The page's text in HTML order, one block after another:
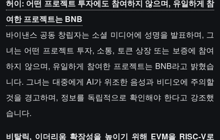
허이: 어떤 프로젝트 투자에도 참여하지 않으며, 유일하게 참
여한 프로젝트는 BNB
바이낸스 공동 창립자는 소셜 미디어에 성명을 발표하며, 그
녀는 어떤 프로젝트 투자, 소통, 토큰 상장 또는 보증에 참여
하지 않으며, 유일하게 참여한 프로젝트는 BNB라고 밝혔습
니다. 그녀는 대중에게 AI가 위조한 음성과 비디오에 주의할
것을 경고하며, 정보를 독립적으로 확인해야 한다고 강조했
습니다.
비탈릭, 이더리움 확장성을 높이기 위해 EVM을 RISC-V로